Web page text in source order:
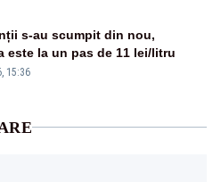
s-au scumpit din nou,
este la un pas de 11 lei/litru
15:36